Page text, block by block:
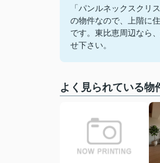
「パンルネックスクリ
の物件なので、上階に
です。東比恵周辺なら
せ下さい。
よく見られている物